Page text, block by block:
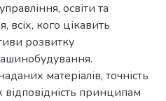
освіти та
всіх, кого цікавить
розвитку
матеріалів, точність
принципам